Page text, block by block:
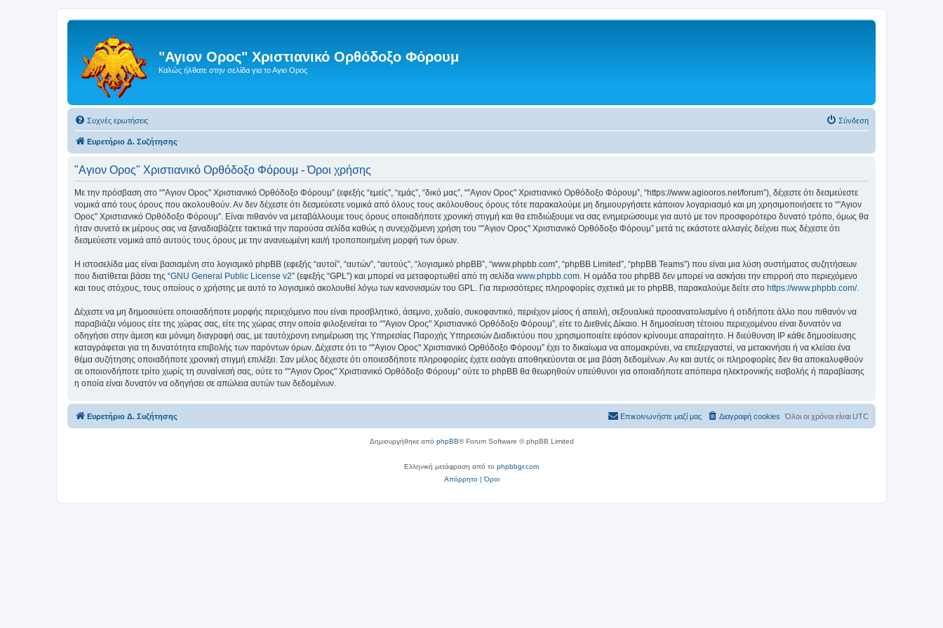
"Αγιον Ορος" Χριστιανικό Ορθόδοξο Φόρουμ
Καλώς ήλθατε στην σελίδα για το Αγιο Ορος
Συχνές ερωτήσεις Σύνδεση
Ευρετήριο Δ. Συζήτησης
"Αγιον Ορος" Χριστιανικό Ορθόδοξο Φόρουμ - Όροι χρήσης
Με την πρόσβαση στο “"Αγιον Ορος" Χριστιανικό Ορθόδοξο Φόρουμ” (εφεξής “εμείς”, “εμάς”, “δικό μας”, “"Αγιον Ορος" Χριστιανικό Ορθόδοξο Φόρουμ”, “https://www.agiooros.net/forum”), δέχεστε ότι δεσμεύεστε
νομικά από τους όρους που ακολουθούν. Αν δεν δέχεστε ότι δεσμεύεστε νομικά από όλους τους ακόλουθους όρους τότε παρακαλούμε μη δημιουργήσετε κάποιον λογαριασμό και μη χρησιμοποιήσετε το “"Αγιον
Ορος" Χριστιανικό Ορθόδοξο Φόρουμ”. Είναι πιθανόν να μεταβάλλουμε τους όρους οποιαδήποτε χρονική στιγμή και θα επιδιώξουμε να σας ενημερώσουμε για αυτό με τον προσφορότερο δυνατό τρόπο, όμως θα
ήταν συνετό εκ μέρους σας να ξαναδιαβάζετε τακτικά την παρούσα σελίδα καθώς η συνεχιζόμενη χρήση του “"Αγιον Ορος" Χριστιανικό Ορθόδοξο Φόρουμ” μετά τις εκάστοτε αλλαγές δείχνει πως δέχεστε ότι
δεσμεύεστε νομικά από αυτούς τους όρους με την ανανεωμένη και/ή τροποποιημένη μορφή των όρων.
Η ιστοσελίδα μας είναι βασισμένη στο λογισμικό phpBB (εφεξής “αυτοί”, “αυτών”, “αυτούς”, “λογισμικό phpBB”, “www.phpbb.com”, “phpBB Limited”, “phpBB Teams”) που είναι μια λύση συστήματος συζητήσεων
που διατίθεται βάσει της “GNU General Public License v2” (εφεξής “GPL”) και μπορεί να μεταφορτωθεί από τη σελίδα www.phpbb.com. Η ομάδα του phpBB δεν μπορεί να ασκήσει την επιρροή στο περιεχόμενο
και τους στόχους, τους οποίους ο χρήστης με αυτό το λογισμικό ακολουθεί λόγω των κανονισμών του GPL. Για περισσότερες πληροφορίες σχετικά με το phpBB, παρακαλούμε δείτε στο https://www.phpbb.com/.
Δέχεστε να μη δημοσιεύετε οποιασδήποτε μορφής περιεχόμενο που είναι προσβλητικό, άσεμνο, χυδαίο, συκοφαντικό, περιέχον μίσος ή απειλή, σεξουαλικά προσανατολισμένο ή οτιδήποτε άλλο που πιθανόν να
παραβιάζει νόμους είτε της χώρας σας, είτε της χώρας στην οποία φιλοξενείται το “"Αγιον Ορος" Χριστιανικό Ορθόδοξο Φόρουμ”, είτε το Διεθνές Δίκαιο. Η δημοσίευση τέτοιου περιεχομένου είναι δυνατόν να
οδηγήσει στην άμεση και μόνιμη διαγραφή σας, με ταυτόχρονη ενημέρωση της Υπηρεσίας Παροχής Υπηρεσιών Διαδικτύου που χρησιμοποιείτε εφόσον κρίνουμε απαραίτητο. Η διεύθυνση IP κάθε δημοσίευσης
καταγράφεται για τη δυνατότητα επιβολής των παρόντων όρων. Δέχεστε ότι το “"Αγιον Ορος" Χριστιανικό Ορθόδοξο Φόρουμ” έχει το δικαίωμα να απομακρύνει, να επεξεργαστεί, να μετακινήσει ή να κλείσει ένα
θέμα συζήτησης οποιαδήποτε χρονική στιγμή επιλέξει. Σαν μέλος δέχεστε ότι οποιεσδήποτε πληροφορίες έχετε εισάγει αποθηκεύονται σε μια βάση δεδομένων. Αν και αυτές οι πληροφορίες δεν θα αποκαλυφθούν
σε οποιονδήποτε τρίτο χωρίς τη συναίνεσή σας, ούτε το “"Αγιον Ορος" Χριστιανικό Ορθόδοξο Φόρουμ” ούτε το phpBB θα θεωρηθούν υπεύθυνοι για οποιαδήποτε απόπειρα ηλεκτρονικής εισβολής ή παραβίασης
η οποία είναι δυνατόν να οδηγήσει σε απώλεια αυτών των δεδομένων.
Ευρετήριο Δ. Συζήτησης Όλοι οι χρόνοι είναι UTC
Διαγραφή cookies
Επικοινωνήστε μαζί μας
Δημιουργήθηκε από phpBB® Forum Software © phpBB Limited
Ελληνική μετάφραση από το phpbbgr.com
Απόρρητο|Όροι